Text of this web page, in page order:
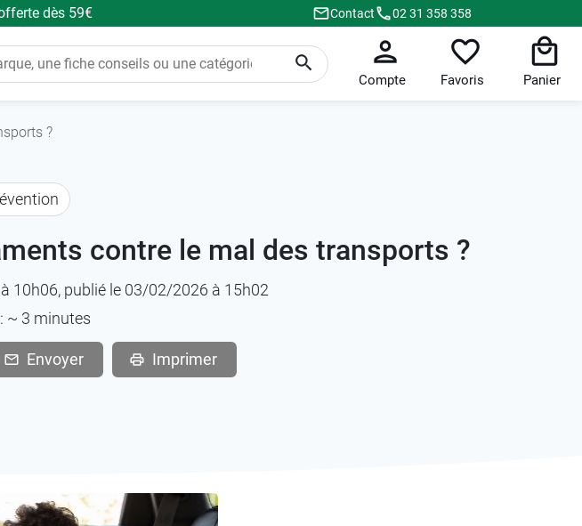
dès 59€ Contact 02 31 358 358
Compte Favoris Panier
?
contre le mal des transports ?
10h06, publié le 03/02/2026 à 15h02
~ 3 minutes
Envoyer Imprimer